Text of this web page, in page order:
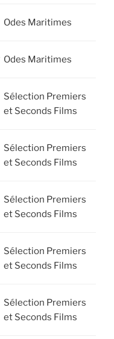
Odes Maritimes
Odes Maritimes
Sélection Premiers
et Seconds Films
Sélection Premiers
et Seconds Films
Sélection Premiers
et Seconds Films
Sélection Premiers
et Seconds Films
Sélection Premiers
et Seconds Films